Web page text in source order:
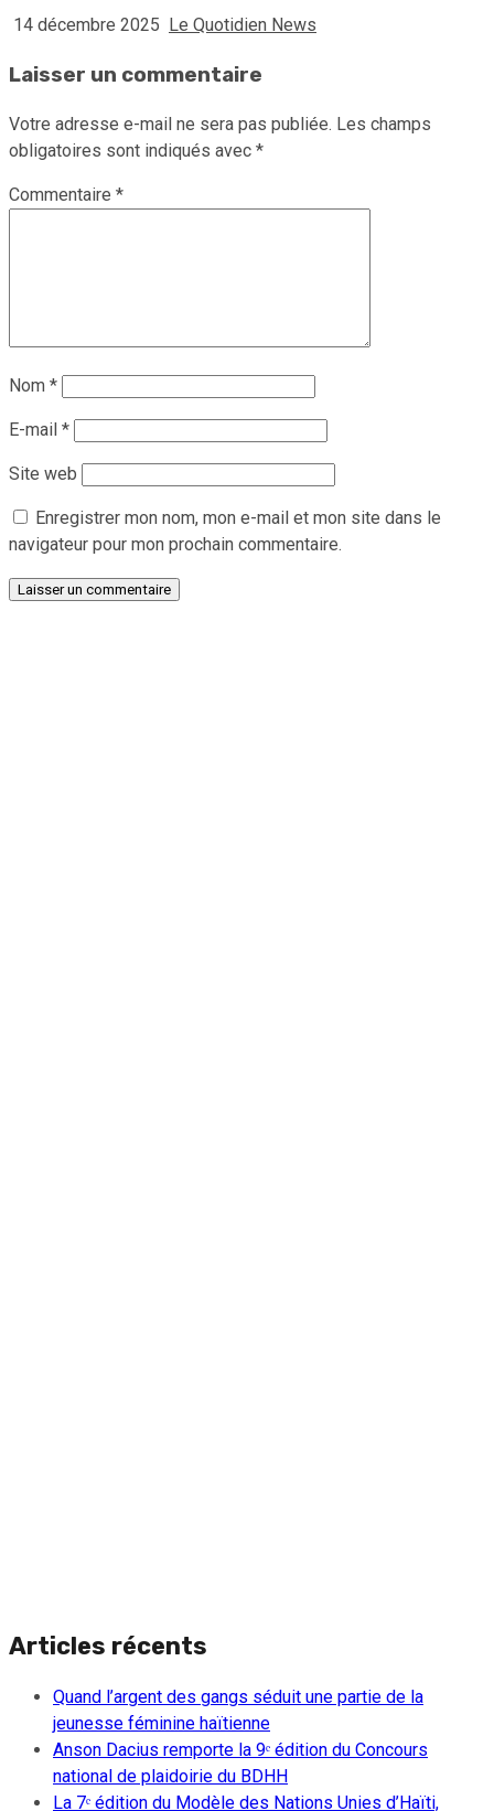
14 décembre 2025 Le Quotidien News
Laisser un commentaire
Votre adresse e-mail ne sera pas publiée. Les champs
obligatoires sont indiqués avec *
Commentaire *
Nom *
E-mail *
Site web
Enregistrer mon nom, mon e-mail et mon site dans le
navigateur pour mon prochain commentaire.
Articles récents
Quand l’argent des gangs séduit une partie de la
jeunesse féminine haïtienne
Anson Dacius remporte la 9ᵉ édition du Concours
national de plaidoirie du BDHH
La 7ᵉ édition du Modèle des Nations Unies d’Haïti,